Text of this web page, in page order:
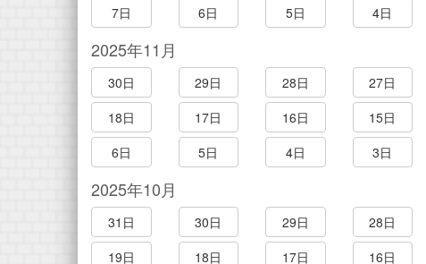
7日
6日 5日 4日
2025年11月
30日 29日 28日 27日
18日
17日 16日 15日
6日
5日 4日 3日
2025年10月
31日 30日 29日 28日
19日
18日 17日 16日